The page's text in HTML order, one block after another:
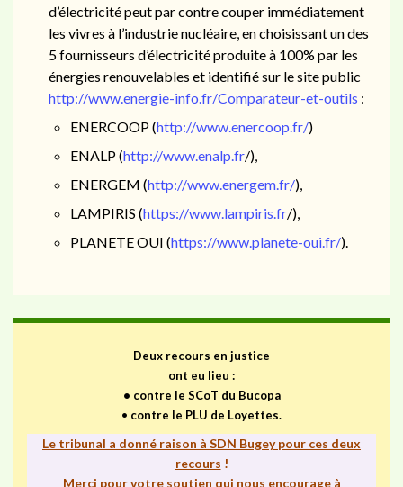
d’électricité peut par contre couper immédiatement
les vivres à l’industrie nucléaire, en choisissant un des
5 fournisseurs d’électricité produite à 100% par les
énergies renouvelables et identifié sur le site public
http://www.energie-info.fr/Comparateur-et-outils :
ENERCOOP (http://www.enercoop.fr/)
ENALP (http://www.enalp.fr/),
ENERGEM (http://www.energem.fr/),
LAMPIRIS (https://www.lampiris.fr/),
PLANETE OUI (https://www.planete-oui.fr/).
Deux recours en justice
ont eu lieu :
• contre le SCoT du Bucopa
• contre le PLU de Loyettes.
Le tribunal a donné raison à SDN Bugey pour ces deux
recours !
Merci pour votre soutien qui nous encourage à